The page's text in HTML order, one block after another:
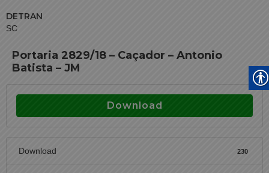
DETRAN
SC
Portaria 2829/18 – Caçador – Antonio
Batista – JM
Download
Download 230